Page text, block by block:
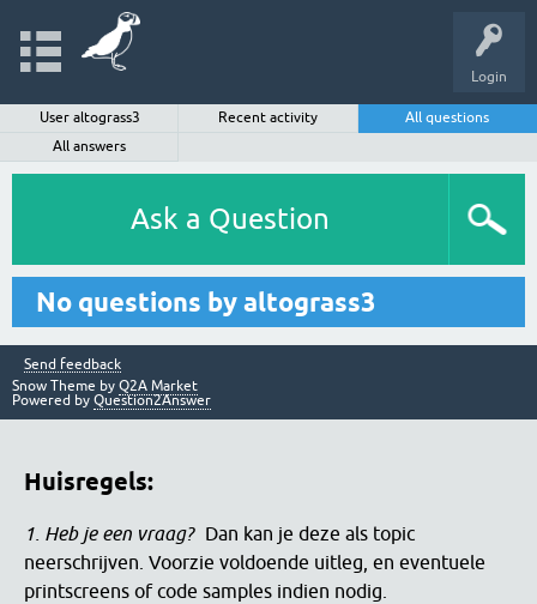
Login
User altograss3 Recent activity
All questions
All answers
Ask a Question
No questions by altograss3
Send feedback
Snow Theme by Q2A Market
Powered by Question2Answer
Huisregels:
1. Heb je een vraag?
Dan kan je deze als topic
neerschrijven. Voorzie voldoende uitleg, en eventuele
printscreens of code samples indien nodig.